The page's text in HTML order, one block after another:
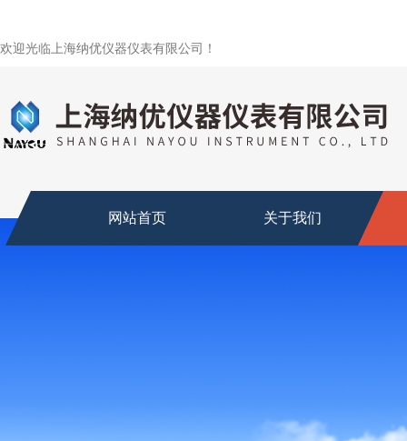
欢迎光临上海纳优仪器仪表有限公司！
网站首页 关于我们